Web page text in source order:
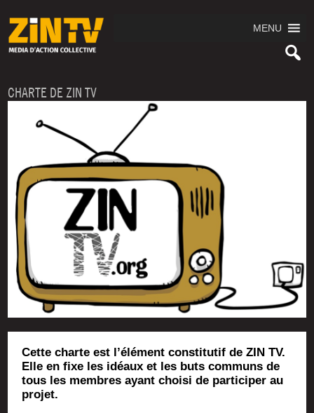
MENU
CHARTE DE ZIN TV
Cette charte est l’élément constitutif de ZIN TV.
Elle en fixe les idéaux et les buts communs de
tous les membres ayant choisi de participer au
projet.